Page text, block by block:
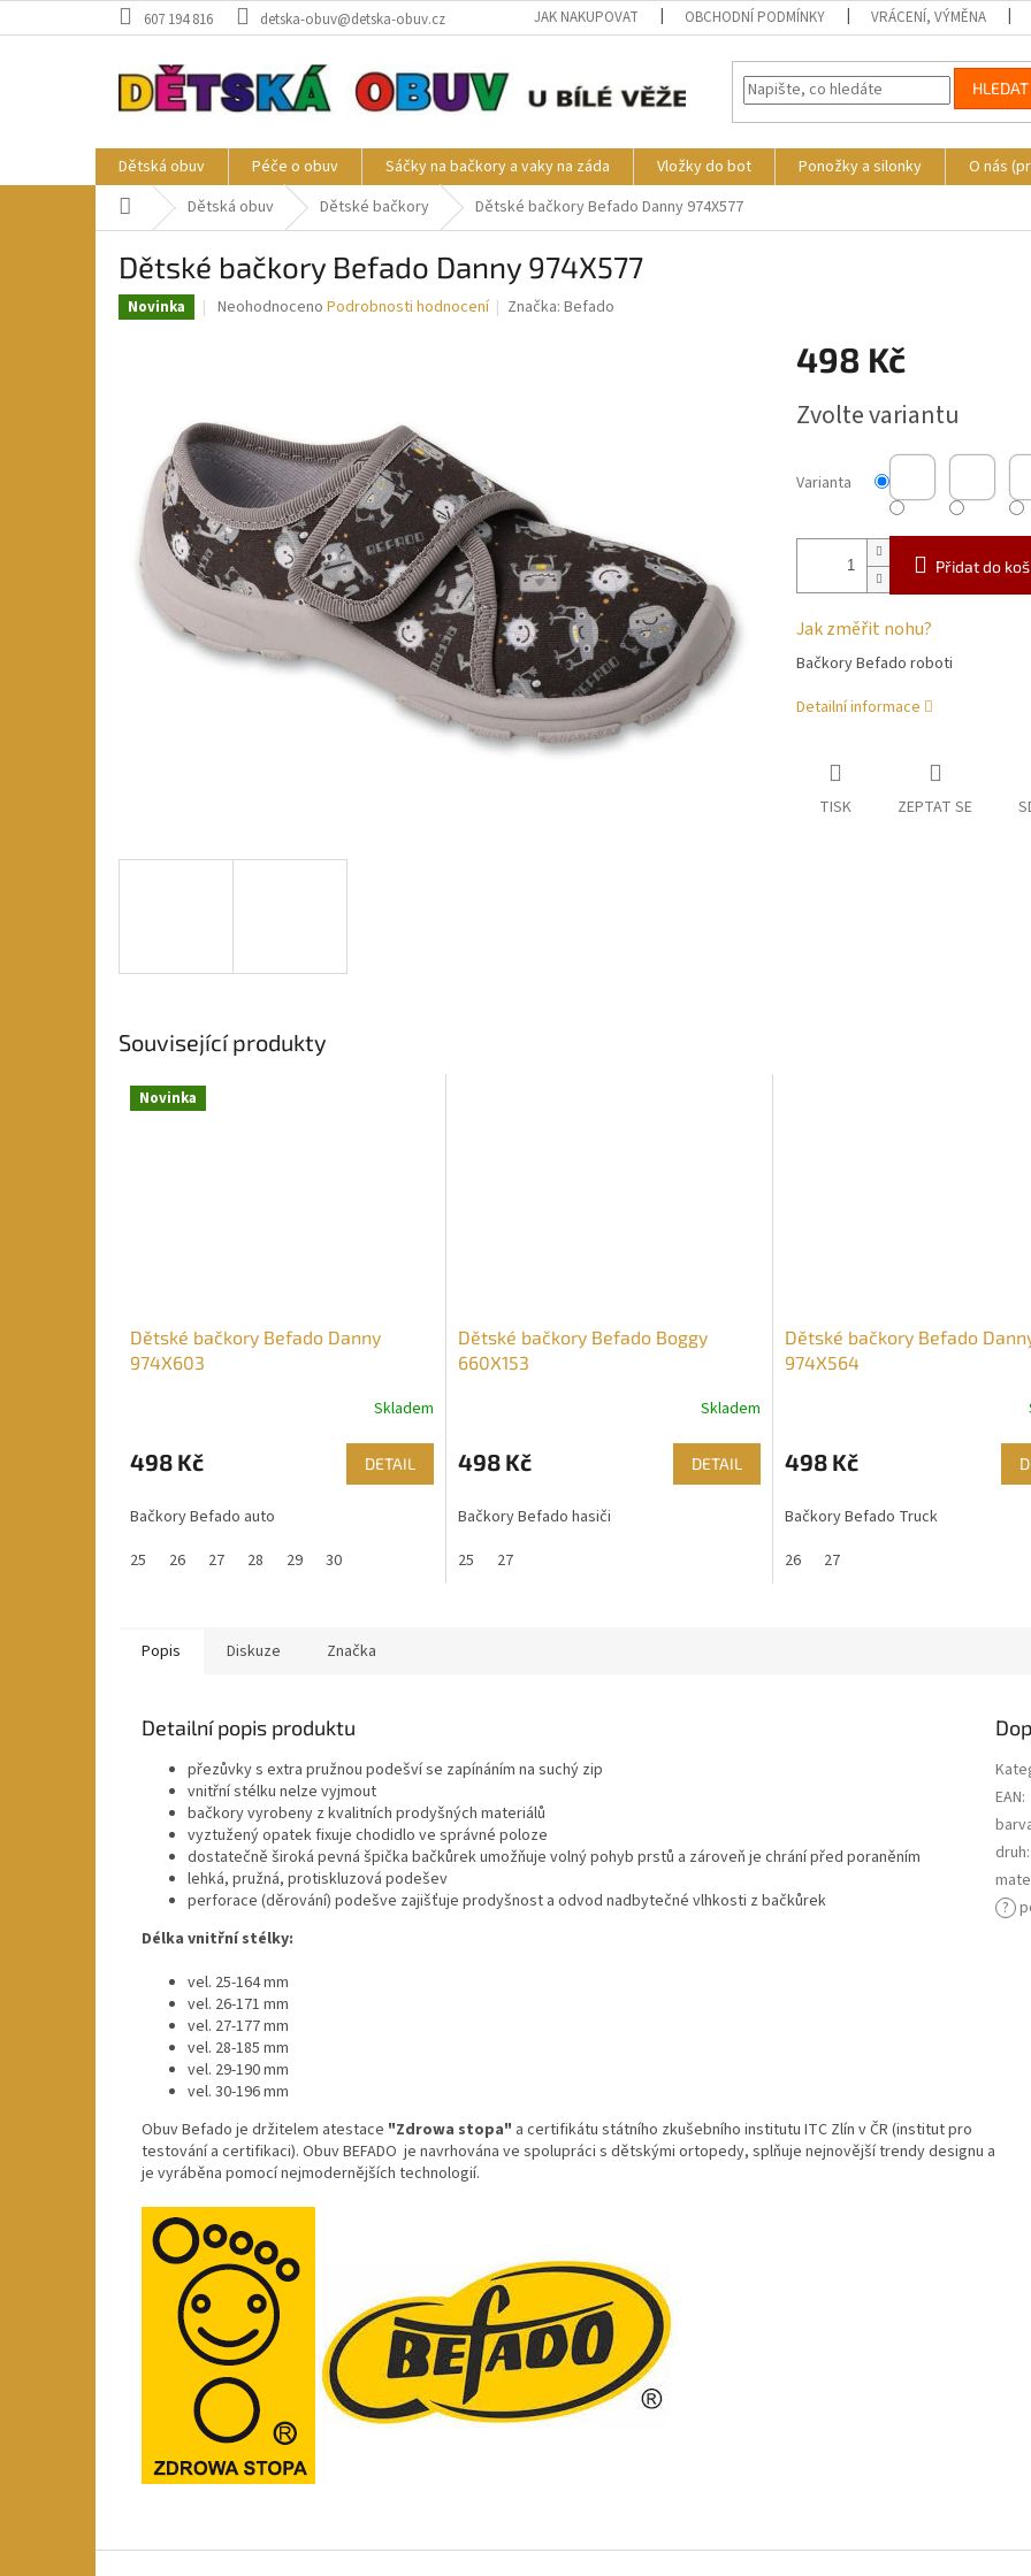
na
607 194 816 detska-obuv@detska-obuv.cz JAK NAKUPOVAT OBCHODNÍ PODMÍNKY VRÁCENÍ, VÝMĚNA
HLEDAT
Dětská obuv Péče o obuv Sáčky na bačkory a vaky na záda Vložky do bot Ponožky a silonky O nás
Domů Dětská obuv Dětské bačkory Dětské bačkory Befado Danny 974X577
Dětské bačkory Befado Danny 974X577
Novinka
Průměrné
5
hvězdiček.
Neohodnoceno Podrobnosti hodnocení Značka:Befado
498 Kč
cena:
Zvolte variantu
Varianta
Přidat do
Jak změřit nohu?
Bačkory Befado roboti
Detailní informace
TISK ZEPTAT SE
Související produkty
Novinka
Dětské bačkory Befado Danny
974X603
Skladem
498 Kč DETAIL
Bačkory Befado auto
25
26 27 28 29 30
Dětské bačkory Befado Boggy
660X153
Skladem
498 Kč DETAIL
Bačkory Befado hasiči
25
27
Dětské bačkory Befado
974X564
498 Kč
Bačkory Befado Truck
26
27
Popis Diskuze Značka
Detailní popis produktu
přezůvky s extra pružnou podešví se zapínáním na suchý zip
vnitřní stélku nelze vyjmout
bačkory vyrobeny z kvalitních prodyšných materiálů
vyztužený opatek fixuje chodidlo ve správné poloze
dostatečně široká pevná špička bačkůrek umožňuje volný pohyb prstů a zároveň je chrání před poraněním
lehká, pružná, protiskluzová podešev
perforace (děrování) podešve zajišťuje prodyšnost a odvod nadbytečné vlhkosti z bačkůrek
Délka vnitřní stélky:
vel. 25-164 mm
vel. 26-171 mm
vel. 27-177 mm
vel. 28-185 mm
vel. 29-190 mm
vel. 30-196 mm
Obuv Befado je držitelem atestace "Zdrowa stopa" a certifikátu státního zkušebního institutu ITC Zlín v ČR (institut pro
testování a certifikaci). Obuv BEFADO je navrhována ve spolupráci s dětskými ortopedy, splňuje nejnovější trendy designu a
je vyráběna pomocí nejmodernějších technologií.
EAN:
druh:
?